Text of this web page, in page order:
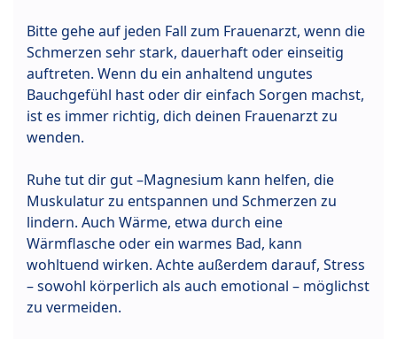
Bitte gehe auf jeden Fall zum Frauenarzt, wenn die
Schmerzen sehr stark, dauerhaft oder einseitig
auftreten. Wenn du ein anhaltend ungutes
Bauchgefühl hast oder dir einfach Sorgen machst,
ist es immer richtig, dich deinen Frauenarzt zu
wenden.
Ruhe tut dir gut –Magnesium kann helfen, die
Muskulatur zu entspannen und Schmerzen zu
lindern. Auch Wärme, etwa durch eine
Wärmflasche oder ein warmes Bad, kann
wohltuend wirken. Achte außerdem darauf, Stress
– sowohl körperlich als auch emotional – möglichst
zu vermeiden.